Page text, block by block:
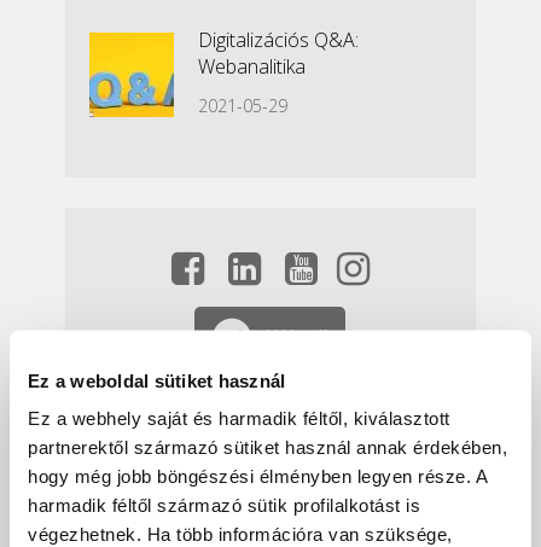
Ez a weboldal sütiket használ
Ez a webhely saját és harmadik féltől, kiválasztott
partnerektől származó sütiket használ annak érdekében,
hogy még jobb böngészési élményben legyen része. A
harmadik féltől származó sütik profilalkotást is
végezhetnek. Ha több információra van szüksége,
Digitalizációs Q&A:
Webanalitika
2021-05-29
Hírlevél